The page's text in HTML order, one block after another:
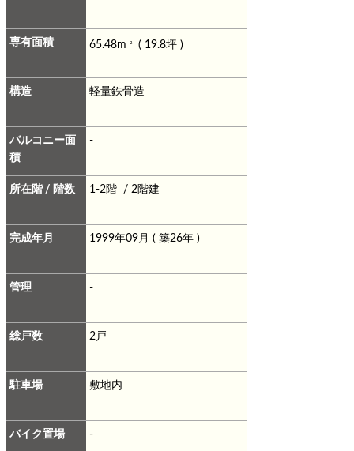
専有面積 65.48m2 ( 19.8坪 )
構造 軽量鉄骨造
バルコニー面
積
-
所在階 / 階数 1-2階 / 2階建
完成年月 1999年09月 ( 築26年 )
管理 -
総戸数 2戸
駐車場 敷地内
バイク置場 -